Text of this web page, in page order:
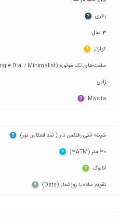
باتری‏ ?
3 سال
کوارتز‏ ?
ساعت‌های تک موتوره (Single Dial / Minimalist)‏
ژاپن
Miyota‏
?
شیشه آنتی رفلکس دار ( ضد انعکاس نور)‏ ?
30 متر (3ATM)‏ ?
آنالوگ‏ ?
تقویم ساده یا روزشمار (Date)‏ ?